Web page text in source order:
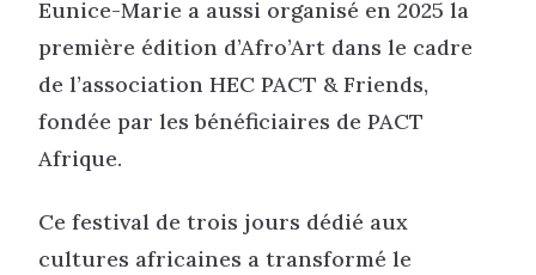
Eunice-Marie a aussi organisé en 2025 la
première édition d’Afro’Art dans le cadre
de l’association HEC PACT & Friends,
fondée par les bénéficiaires de PACT
Afrique.
Ce festival de trois jours dédié aux
cultures africaines a transformé le